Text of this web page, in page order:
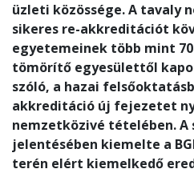
üzleti közössége. A tavaly
sikeres re-akkreditációt
egyetemeinek több mint
tömörítő egyesülettől
szóló, a hazai
akkreditáció új fejezetet
nemzetközivé tételében.
jelentésében kiemelte a
terén elért kiemelkedő